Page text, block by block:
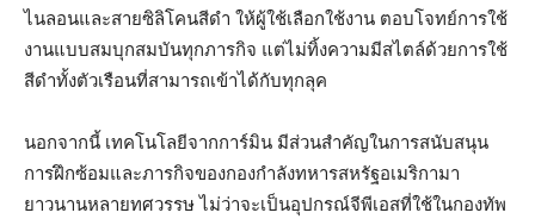
ไนลอนและสายซิลิโคนสีดำ ให้ผู้ใช้เลือกใช้งาน ตอบโจทย์การใช้
งานแบบสมบุกสมบันทุกภารกิจ แต่ไม่ทิ้งความมีสไตล์ด้วยการใช้
สีดำทั้งตัวเรือนที่สามารถเข้าได้กับทุกลุค
นอกจากนี้ เทคโนโลยีจากการ์มิน มีส่วนสำคัญในการสนับสนุน
การฝึกซ้อมและภารกิจของกองกำลังทหารสหรัฐอเมริกามา
ยาวนานหลายทศวรรษ ไม่ว่าจะเป็นอุปกรณ์จีพีเอสที่ใช้ในกองทัพ